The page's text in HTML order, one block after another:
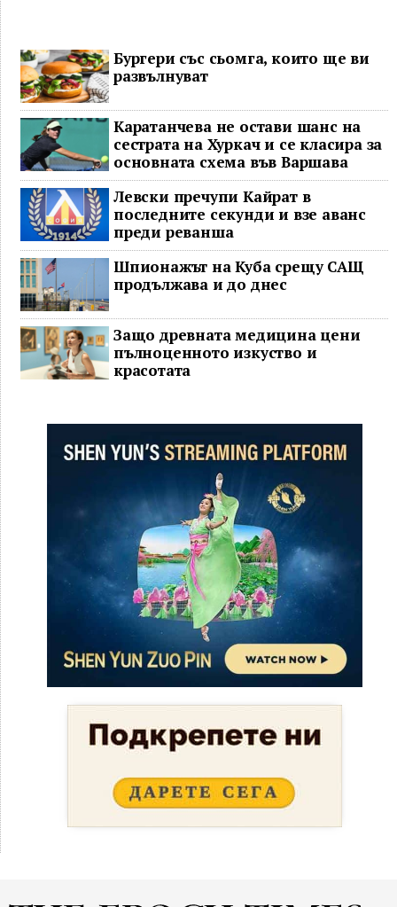
Бургери със сьомга, които ще ви
развълнуват
Каратанчева не остави шанс на
сестрата на Хуркач и се класира за
основната схема във Варшава
Левски пречупи Кайрат в
последните секунди и взе аванс
преди реванша
Шпионажът на Куба срещу САЩ
продължава и до днес
Защо древната медицина цени
пълноценното изкуство и
красотата